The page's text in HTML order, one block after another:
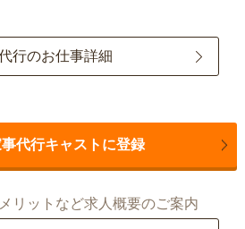
行のお仕事詳細
事代行キャストに登録
リットなど求人概要のご案内